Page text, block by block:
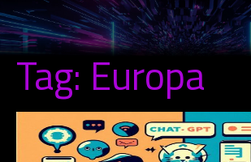
Tag: Europa